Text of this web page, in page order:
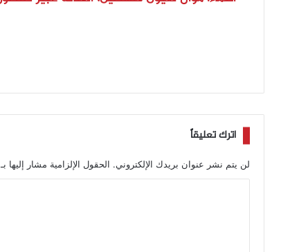
اترك تعليقاً
لن يتم نشر عنوان بريدك الإلكتروني. الحقول الإلزامية مشار إليها بـ